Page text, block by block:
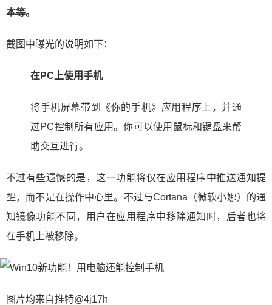
本等。
截图中曝光的说明如下：
在PC上使用手机
将手机屏幕带到《你的手机》应用程序上，并通
过PC控制所有应用。你可以使用鼠标和键盘来帮
助交互进行。
不过有些遗憾的是，这一功能将仅在应用程序中推送通知提
醒，而不是在操作中心里。不过与Cortana（微软小娜）的通
知镜像功能不同，用户在应用程序中移除通知时，后者也将
在手机上被移除。
图片均来自推特@4j17h